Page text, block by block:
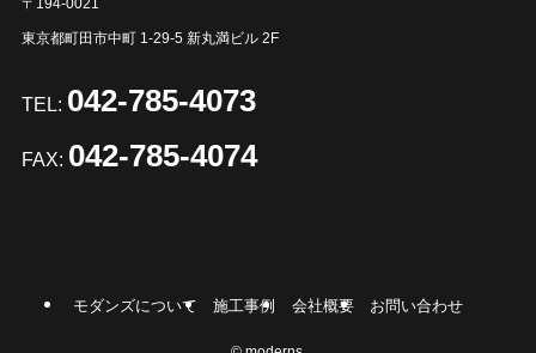
東京都町田市中町 1-29-5 新丸満ビル 2F
TEL: 042-785-4073
FAX: 042-785-4074
モダンズについて 施工事例 会社概要 お問い合わせ